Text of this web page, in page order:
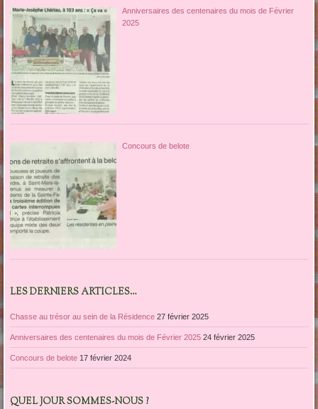
Anniversaires des centenaires du mois de Février
2025
Concours de belote
LES DERNIERS ARTICLES…
Chasse au trésor au sein de la Résidence 27 février 2025
Anniversaires des centenaires du mois de Février 2025 24 février 2025
Concours de belote 17 février 2024
QUEL JOUR SOMMES-NOUS ?